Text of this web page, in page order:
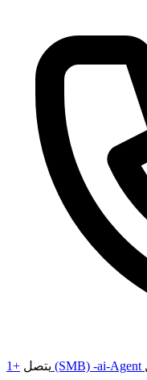
يتصل +1 (SMB) -ai-Agent